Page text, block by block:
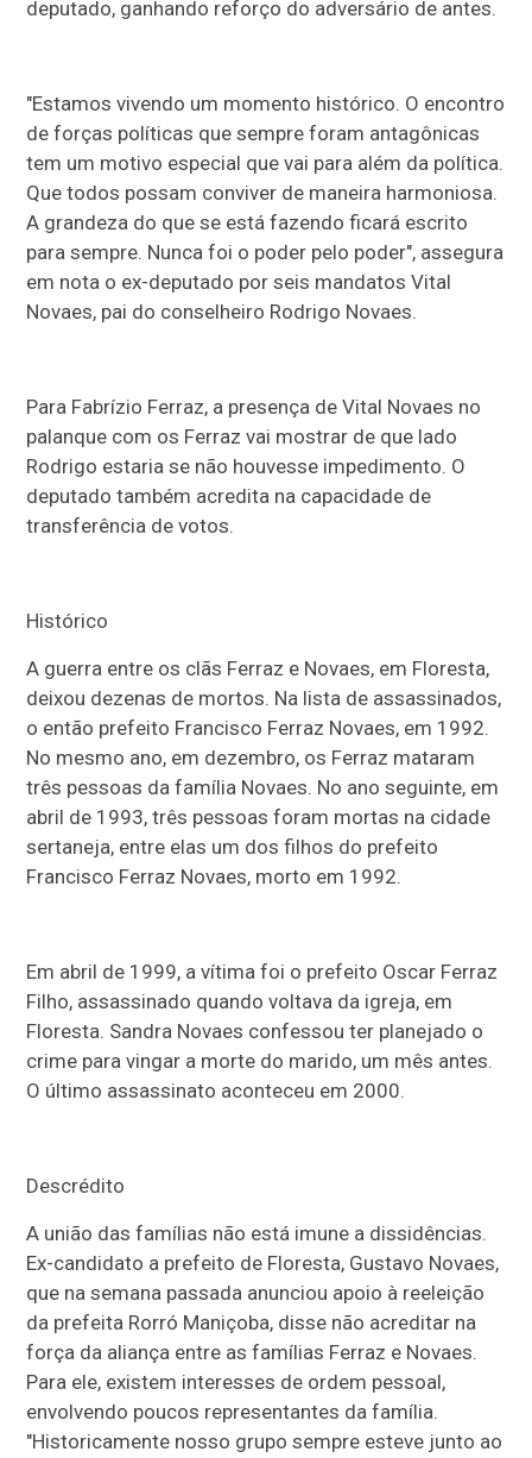
deputado, ganhando reforço do adversário de antes.
"Estamos vivendo um momento histórico. O encontro
de forças políticas que sempre foram antagônicas
tem um motivo especial que vai para além da política.
Que todos possam conviver de maneira harmoniosa.
A grandeza do que se está fazendo ficará escrito
para sempre. Nunca foi o poder pelo poder", assegura
em nota o ex-deputado por seis mandatos Vital
Novaes, pai do conselheiro Rodrigo Novaes.
Para Fabrízio Ferraz, a presença de Vital Novaes no
palanque com os Ferraz vai mostrar de que lado
Rodrigo estaria se não houvesse impedimento. O
deputado também acredita na capacidade de
transferência de votos.
Histórico
A guerra entre os clãs Ferraz e Novaes, em Floresta,
deixou dezenas de mortos. Na lista de assassinados,
o então prefeito Francisco Ferraz Novaes, em 1992.
No mesmo ano, em dezembro, os Ferraz mataram
três pessoas da família Novaes. No ano seguinte, em
abril de 1993, três pessoas foram mortas na cidade
sertaneja, entre elas um dos filhos do prefeito
Francisco Ferraz Novaes, morto em 1992.
Em abril de 1999, a vítima foi o prefeito Oscar Ferraz
Filho, assassinado quando voltava da igreja, em
Floresta. Sandra Novaes confessou ter planejado o
crime para vingar a morte do marido, um mês antes.
O último assassinato aconteceu em 2000.
Descrédito
A união das famílias não está imune a dissidências.
Ex-candidato a prefeito de Floresta, Gustavo Novaes,
que na semana passada anunciou apoio à reeleição
da prefeita Rorró Maniçoba, disse não acreditar na
força da aliança entre as famílias Ferraz e Novaes.
Para ele, existem interesses de ordem pessoal,
envolvendo poucos representantes da família.
"Historicamente nosso grupo sempre esteve junto ao